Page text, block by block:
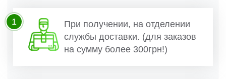
При получении, на отделении
службы доставки. (для заказов
на сумму более 300грн!)
1